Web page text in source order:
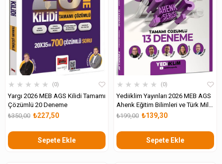
★ ★ ★ ★ ★ 0
Yargı 2026 MEB AGS Kilidi Tamamı
Çözümlü 20 Deneme
₺227,50
₺350,00
Sepete Ekle
★ ★ ★ ★ ★ 0
Yediiklim Yayınları 2026 MEB AGS
Ahenk Eğitim Bilimleri ve Türk Milli
Eğitim Sistemi Tamamı Çözümlü
₺139,30
₺199,00
Sepete Ekle